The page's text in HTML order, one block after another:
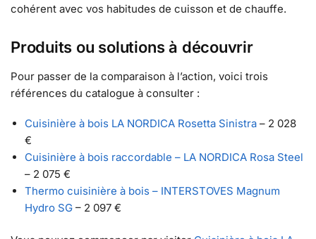
cohérent avec vos habitudes de cuisson et de chauffe.
Produits ou solutions à découvrir
Pour passer de la comparaison à l’action, voici trois
références du catalogue à consulter :
Cuisinière à bois LA NORDICA Rosetta Sinistra – 2 028
€
Cuisinière à bois raccordable – LA NORDICA Rosa Steel
– 2 075 €
Thermo cuisinière à bois – INTERSTOVES Magnum
Hydro SG – 2 097 €